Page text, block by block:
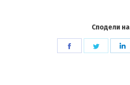
Сподели на
Share
Share